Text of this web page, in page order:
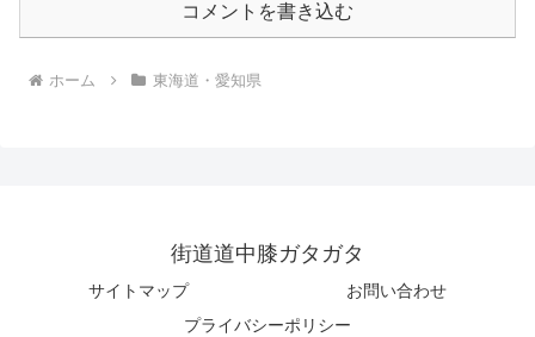
コメントを書き込む
ホーム 東海道・愛知県
街道道中膝ガタガタ
サイトマップ
お問い合わせ
プライバシーポリシー